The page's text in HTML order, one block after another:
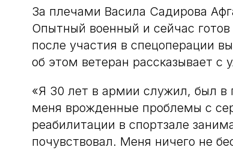
За плечами Васила Садирова
Опытный военный и сейчас
после участия в спецоперации
об этом ветеран рассказывает с
«Я 30 лет в армии служил, был в
меня врожденные проблемы с
реабилитации в спортзале
почувствовал. Меня ничего не